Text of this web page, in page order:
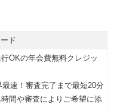
ド
OKの年会費無料クレジッ
最速！審査完了まで最短20分
間や審査によりご希望に添